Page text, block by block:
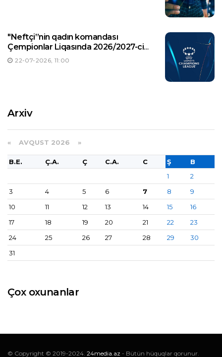
"Neftçi”nin qadın komandası
Çempionlar Liqasında 2026/2027-ci
illər mövsümündə ilk oyununa çıxacaq
22-07-2026, 11:00
Arxiv
« AVQUST 2026 »
B.E. Ç.A. Ç C.A. C Ş
B
1
2
3
4 5 6 7 8
9
10
11 12 13 14 15
16
17
18 19 20 21 22
23
24
25 26 27 28 29
30
31
Çox oxunanlar
© Copyright © 2019-2024. 24media.az - Bütün hüquqlar qorunur.